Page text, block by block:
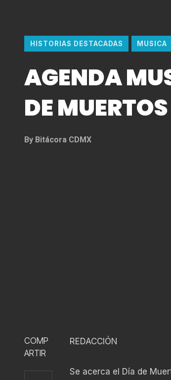
HISTORIAS DESTACADAS MUSICA
AGENDA
DE MUERTOS
By Bitácora CDMX
COMP
ARTIR
REDACCIÓN
Se acerca el Día de